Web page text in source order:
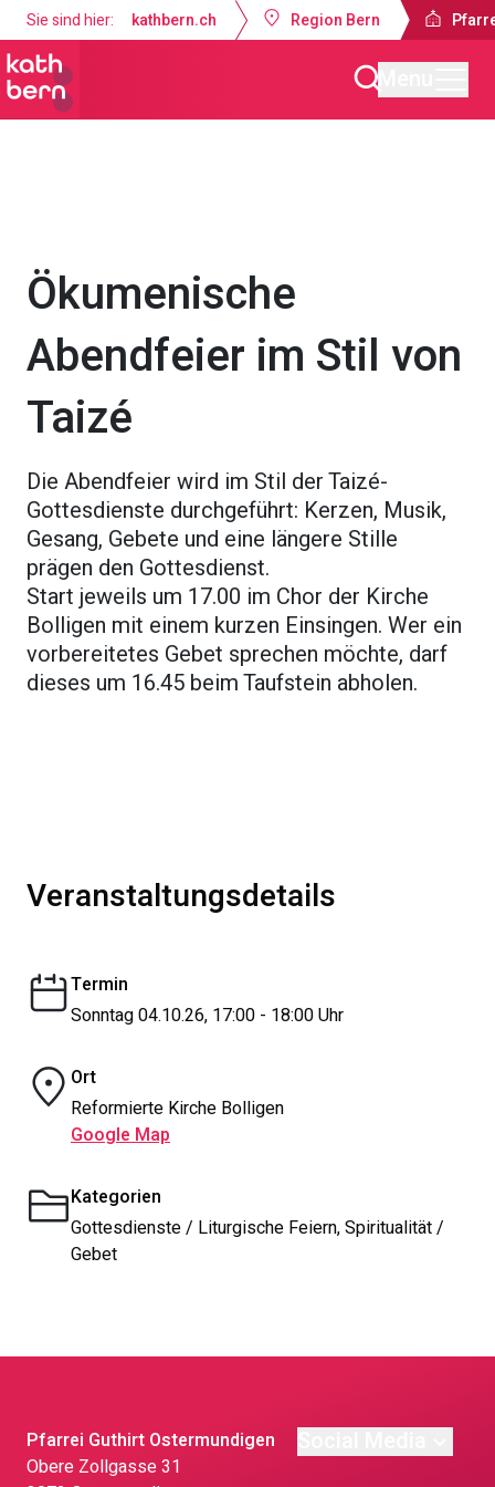
Sie sind hier: kathbern.ch Region Bern
Ökumenische
Abendfeier im Stil von
Taizé
Die Abendfeier wird im Stil der Taizé-
Gottesdienste durchgeführt: Kerzen, Musik,
Gesang, Gebete und eine längere Stille
prägen den Gottesdienst.
Start jeweils um 17.00 im Chor der Kirche
Bolligen mit einem kurzen Einsingen. Wer ein
vorbereitetes Gebet sprechen möchte, darf
dieses um 16.45 beim Taufstein abholen.
Veranstaltungsdetails
Termin
Sonntag 04.10.26, 17:00 - 18:00 Uhr
Ort
Reformierte Kirche Bolligen
Google Map
Kategorien
Gottesdienste / Liturgische Feiern, Spiritualität /
Gebet
Pfarrei Guthirt Ostermundigen
Obere Zollgasse 31